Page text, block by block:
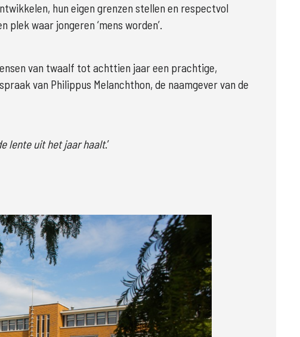
hun eigen grenzen stellen en respectvol
plek waar jongeren ‘mens worden’.
van twaalf tot achttien jaar een prachtige,
van Philippus Melanchthon, de naamgever van de
lente uit het jaar haalt.’